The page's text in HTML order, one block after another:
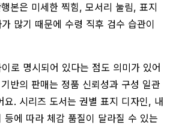
본은 미세한 찍힘, 모서리 눌림, 표지
많기 때문에 수령 직후 검수 습관이
로 명시되어 있다는 점도 의미가 있어
반의 판매는 정품 신뢰성과 구성 일관
요. 시리즈 도서는 권별 표지 디자인, 내
등에 따라 체감 품질이 달라질 수 있는